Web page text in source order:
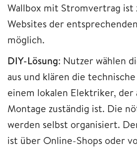
Wallbox mit Stromvertrag ist
Websites der
möglich.
DIY-Lösung: Nutzer wählen
aus und klären die
einem lokalen Elektriker, der
Montage zuständig ist. Die
werden selbst organisiert.
ist über Online-Shops oder